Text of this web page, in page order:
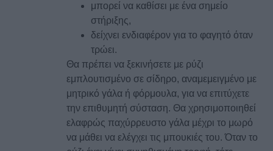
μπορεί να καθίσει με ένα σημείο
στήριξης,
δείχνει ενδιαφέρον για το φαγητό όταν
τρώει.
Θα πρέπει να ξεκινήσετε με ρύζι
εμπλουτισμένο σε σίδηρο, αναμεμειγμένο με
μητρικό γάλα ή φόρμουλα, για να επιτύχετε
την επιθυμητή σύσταση. Θα χρησιμοποιηθεί
ελαφρώς παχύρρευστο γάλα μέχρι το μωρό
να μάθει να ελέγχει τις μπουκιές του. Όταν το